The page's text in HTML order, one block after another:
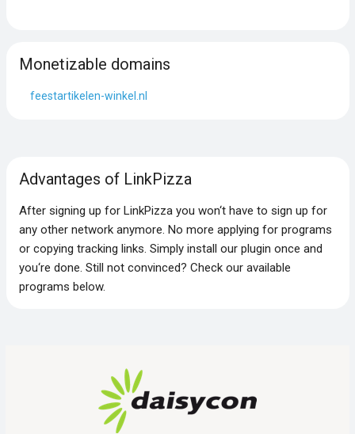
Monetizable domains
feestartikelen-winkel.nl
Advantages of LinkPizza
After signing up for LinkPizza you won‘t have to sign up for
any other network anymore. No more applying for programs
or copying tracking links. Simply install our plugin once and
you‘re done. Still not convinced? Check our available
programs below.